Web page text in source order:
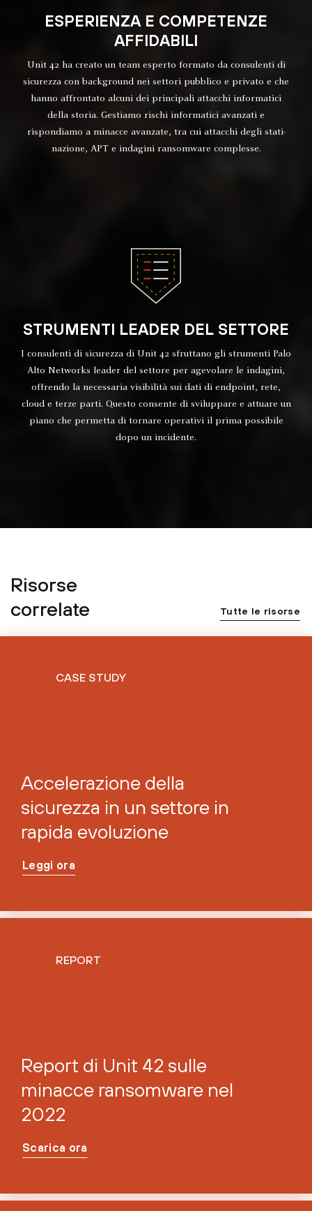
ESPERIENZA E COMPETENZE
AFFIDABILI
Unit 42 ha creato un team esperto formato da consulenti di
sicurezza con background nei settori pubblico e privato e che
hanno affrontato alcuni dei principali attacchi informatici
della storia. Gestiamo rischi informatici avanzati e
rispondiamo a minacce avanzate, tra cui attacchi degli stati-
nazione, APT e indagini ransomware complesse.
STRUMENTI LEADER DEL SETTORE
I consulenti di sicurezza di Unit 42 sfruttano gli strumenti Palo
Alto Networks leader del settore per agevolare le indagini,
offrendo la necessaria visibilità sui dati di endpoint, rete,
cloud e terze parti. Questo consente di sviluppare e attuare un
piano che permetta di tornare operativi il prima possibile
dopo un incidente.
Risorse
correlate
Tutte le risorse
CASE STUDY
Accelerazione della
sicurezza in un settore in
rapida evoluzione
Leggi ora
REPORT
Report di Unit 42 sulle
minacce ransomware nel
2022
Scarica ora